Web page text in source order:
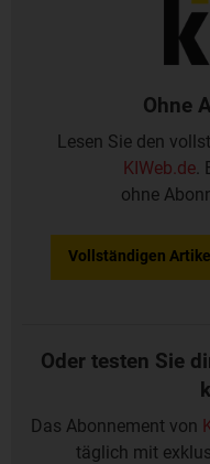
ein positives Ergebnis.
Ohne
Lesen Sie den
KIWeb.de.
ohne
Vollständigen
Oder testen Sie
Das Abonnement von
täglich mit